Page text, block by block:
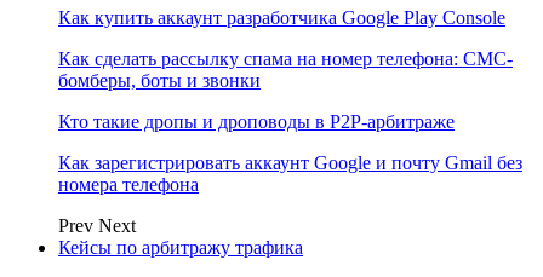
Как купить аккаунт разработчика Google Play Console
Как сделать рассылку спама на номер телефона: СМС-
бомберы, боты и звонки
Кто такие дропы и дроповоды в P2P-арбитраже
Как зарегистрировать аккаунт Google и почту Gmail без
номера телефона
Prev Next
Кейсы по арбитражу трафика